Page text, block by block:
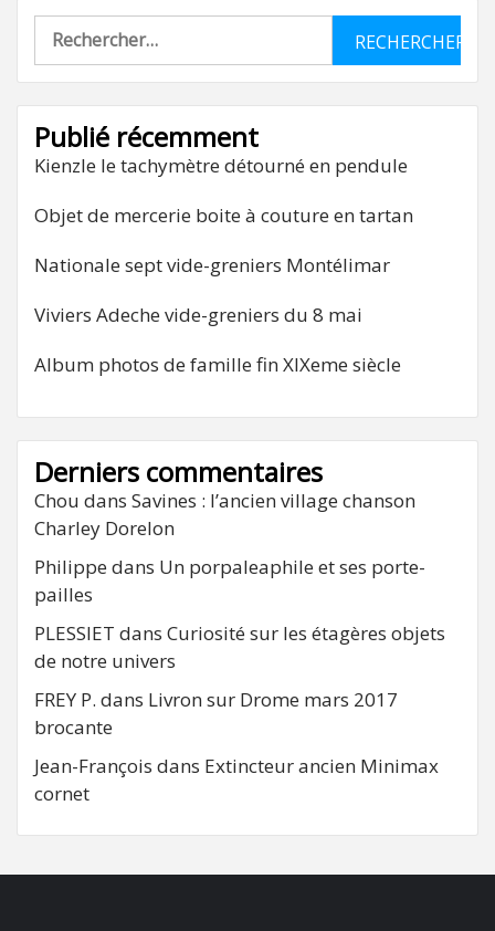
Rechercher :
Publié récemment
Kienzle le tachymètre détourné en pendule
Objet de mercerie boite à couture en tartan
Nationale sept vide-greniers Montélimar
Viviers Adeche vide-greniers du 8 mai
Album photos de famille fin XIXeme siècle
Derniers commentaires
Chou dans Savines : l’ancien village chanson
Charley Dorelon
Philippe dans Un porpaleaphile et ses porte-
pailles
PLESSIET dans Curiosité sur les étagères objets
de notre univers
FREY P. dans Livron sur Drome mars 2017
brocante
Jean-François dans Extincteur ancien Minimax
cornet